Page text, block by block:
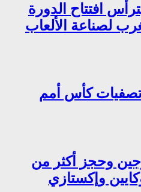
افتتاح الدورة
لصناعة الألعاب
تصفيات كأس أمم
وحجز أكثر من